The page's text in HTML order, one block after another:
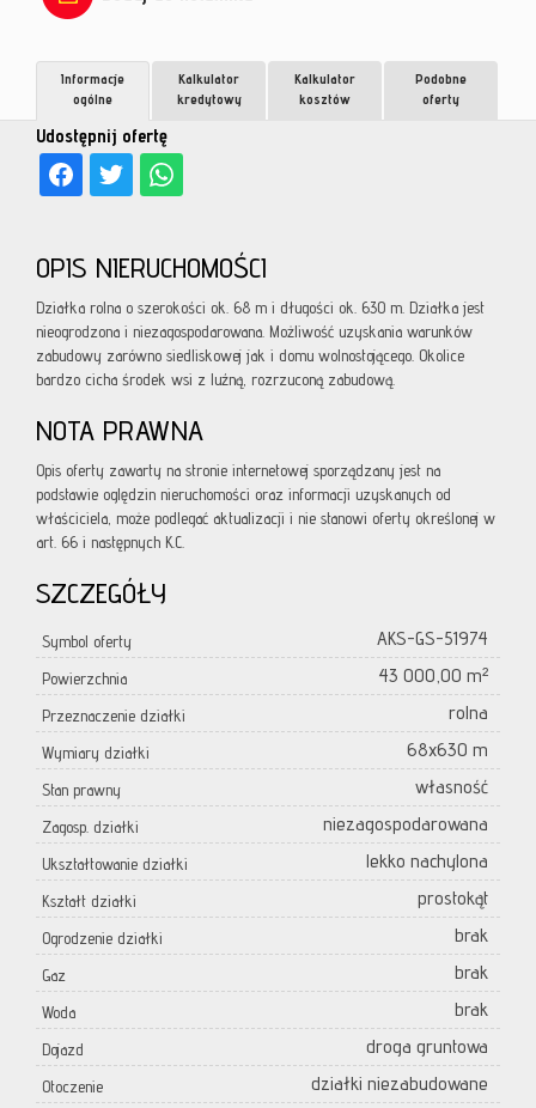
Udostępnij ofertę
Informacje
ogólne
Kalkulator
kredytowy
Kalkulator
kosztów
Podobne
oferty
OPIS NIERUCHOMOŚCI
Działka rolna o szerokości ok. 68 m i długości ok. 630 m. Działka jest
nieogrodzona i niezagospodarowana. Możliwość uzyskania warunków
zabudowy zarówno siedliskowej jak i domu wolnostojącego. Okolice
bardzo cicha środek wsi z luźną, rozrzuconą zabudową.
NOTA PRAWNA
Opis oferty zawarty na stronie internetowej sporządzany jest na
podstawie oględzin nieruchomości oraz informacji uzyskanych od
właściciela, może podlegać aktualizacji i nie stanowi oferty określonej w
art. 66 i następnych K.C.
SZCZEGÓŁY
Symbol oferty AKS-GS-51974
Powierzchnia 43 000,00 m²
Przeznaczenie działki rolna
Wymiary działki 68x630 m
Stan prawny własność
Zagosp. działki niezagospodarowana
Ukształtowanie działki lekko nachylona
Kształt działki prostokąt
Ogrodzenie działki brak
Gaz brak
Woda brak
Dojazd droga gruntowa
Otoczenie działki niezabudowane